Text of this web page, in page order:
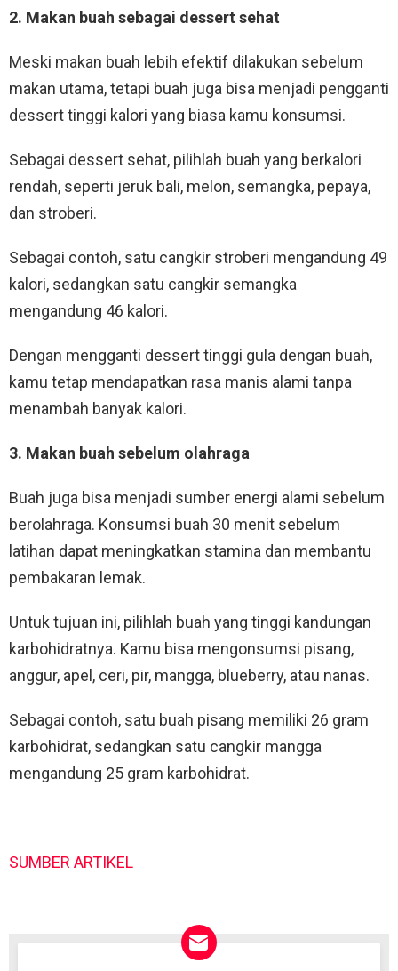
2. Makan buah sebagai dessert sehat
Meski makan buah lebih efektif dilakukan sebelum
makan utama, tetapi buah juga bisa menjadi pengganti
dessert tinggi kalori yang biasa kamu konsumsi.
Sebagai dessert sehat, pilihlah buah yang berkalori
rendah, seperti jeruk bali, melon, semangka, pepaya,
dan stroberi.
Sebagai contoh, satu cangkir stroberi mengandung 49
kalori, sedangkan satu cangkir semangka
mengandung 46 kalori.
Dengan mengganti dessert tinggi gula dengan buah,
kamu tetap mendapatkan rasa manis alami tanpa
menambah banyak kalori.
3. Makan buah sebelum olahraga
Buah juga bisa menjadi sumber energi alami sebelum
berolahraga. Konsumsi buah 30 menit sebelum
latihan dapat meningkatkan stamina dan membantu
pembakaran lemak.
Untuk tujuan ini, pilihlah buah yang tinggi kandungan
karbohidratnya. Kamu bisa mengonsumsi pisang,
anggur, apel, ceri, pir, mangga, blueberry, atau nanas.
Sebagai contoh, satu buah pisang memiliki 26 gram
karbohidrat, sedangkan satu cangkir mangga
mengandung 25 gram karbohidrat.
SUMBER ARTIKEL